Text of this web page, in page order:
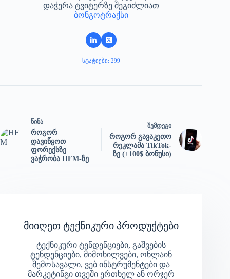
დაჭერა ტვიტერზე შეგიძლიათ
ბონგოტრაქსი
ᲡᲢᲐᲢᲘᲔᲑᲘ: 299
ᲬᲘᲜᲐ
როგორ
დავიწყოთ
ფორექსზე
ვაჭრობა HFM-ზე
ᲨᲔᲛᲓᲔᲒᲘ
როგორ გავაკეთო
რეკლამა TikTok-
ზე (+100$ ბონუსი)
მიიღეთ ტექნიკური პროდუქტები
ტექნიკური ტენდენციები, გაშვების
ტენდენციები, მიმოხილვები, ონლაინ
შემოსავალი, ვებ ინსტრუმენტები და
მარკეტინგი თვეში ერთხელ ან ორჯერ